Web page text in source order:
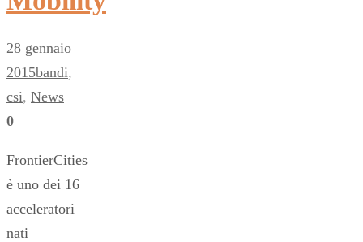
28 gennaio
2015bandi,
csi, News
0
FrontierCities
è uno dei 16
acceleratori
nati